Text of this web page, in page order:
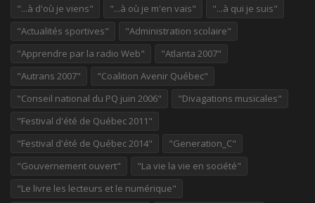
"...à d'où je viens"
"...à où je m'en vais"
"...à qui je suis"
"Actualités sportives"
"Administration scolaire"
"Apprendre par la radio Web"
"Atlanta 2007"
"Autrans 2007"
"Coalition Avenir Québec"
"Conseil national du PQ juin 2006"
"Divagations musicales"
"Festival d'été de Québec 2011"
"Festival d'été de Québec 2014"
"Generation_C"
"Gouvernement ouvert"
"La vie la vie en société"
"Le livre les lecteurs et le numérique"